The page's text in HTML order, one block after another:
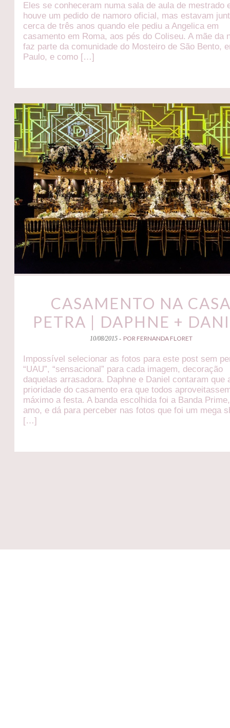
Eles se conheceram numa sala de aula de mestrado
houve um pedido de namoro oficial, mas estavam
cerca de três anos quando ele pediu a Angelica em
casamento em Roma, aos pés do Coliseu. A mãe da
faz parte da comunidade do Mosteiro de São Bento,
Paulo, e como […]
CASAMENTO NA
PETRA | DAPHNE +
10/08/2015 - POR FERNANDA FLORET
Impossível selecionar as fotos para este post sem
“UAU”, “sensacional” para cada imagem, decoração
daquelas arrasadora. Daphne e Daniel contaram que
prioridade do casamento era que todos
máximo a festa. A banda escolhida foi a Banda
amo, e dá para perceber nas fotos que foi um mega
[…]